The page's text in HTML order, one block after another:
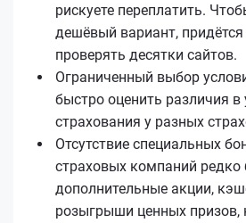
рискуете переплатить.
дешёвый вариант,
проверять десятки сайтов.
Ограниченный выбор
быстро оценить различия в
страхования у разных
Отсутствие специальных
страховых компаний
дополнительные акции,
розыгрыши ценных призов,